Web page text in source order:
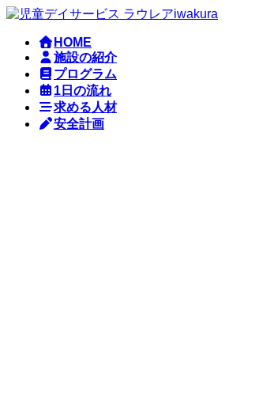
コ
ナ
HOME
施設の紹介
プログラム
1日の流れ
求める人材
安全計画